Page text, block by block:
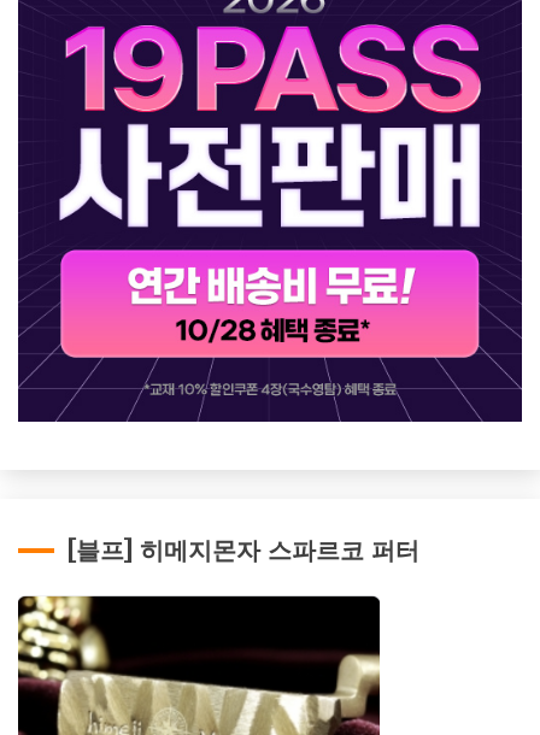
[블프] 히메지몬자 스파르코 퍼터